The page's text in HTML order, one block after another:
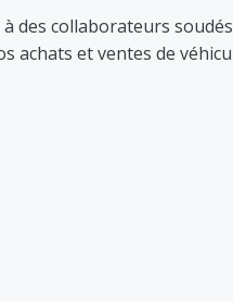
des collaborateurs
achats et ventes de